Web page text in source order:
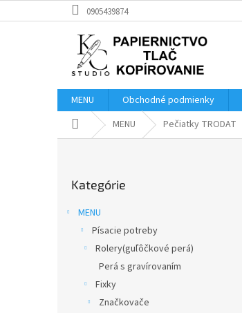
na
0905439874
MENU Obchodné podmienky
DomovMENU Pečiatky TRODAT
kategórie
Kategórie
MENU
Písacie potreby
Rolery(guľôčkové perá)
Perá s gravírovaním
Fixky
Značkovače